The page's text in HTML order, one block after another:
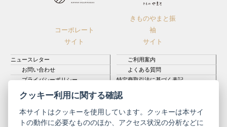
コーポレート
サイト
きものやまと振
袖
サイト
ニュースレター
ご利用案内
お問い合わせ
よくある質問
プライバシーポリシー
特定商取引法に基づく表記
クッキー利用に関する確認
本サイトはクッキーを使用しています。クッキーは本サイ
トの動作に必要なもののほか、アクセス状況の分析などに